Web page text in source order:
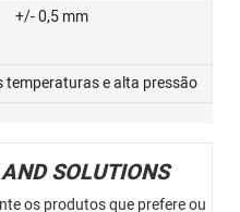
+/- 0,5 mm
e alta pressão
SOLUTIONS
os produtos que prefere ou